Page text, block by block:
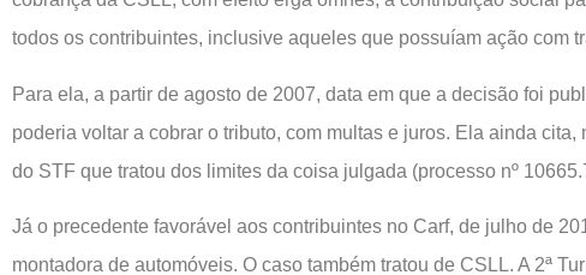
todos os contribuintes, inclusive aqueles que possuíam ação com
Para ela, a partir de agosto de 2007, data em que a decisão foi
poderia voltar a cobrar o tributo, com multas e juros. Ela ainda
do STF que tratou dos limites da coisa julgada (processo nº
Já o precedente favorável aos contribuintes no Carf, de julho de
montadora de automóveis. O caso também tratou de CSLL. A 2ª